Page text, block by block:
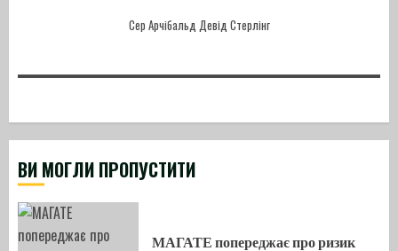
Сер Арчібальд Девід Стерлінг
ВИ МОГЛИ ПРОПУСТИТИ
МАГАТЕ попереджає про ризик